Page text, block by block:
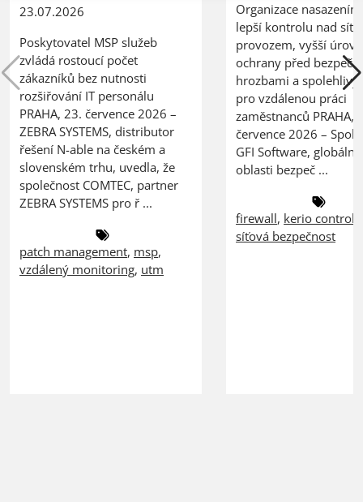
23.07.2026
Poskytovatel MSP služeb
zvládá rostoucí počet
zákazníků bez nutnosti
rozšiřování IT personálu
PRAHA, 23. července 2026 –
ZEBRA SYSTEMS, distributor
řešení N-able na českém a
slovenském trhu, uvedla, že
společnost COMTEC, partner
ZEBRA SYSTEMS pro ř ...
patch management, msp,
vzdálený monitoring, utm
Organizace
lepší kontrolu nad
provozem, vyšší
ochrany před
hrozbami a spolehlivý
pro vzdálenou práci
zaměstnanců PRAHA,
července 2026 –
GFI Software,
oblasti bezpeč ...
firewall, kerio control
síťová bezpečnost